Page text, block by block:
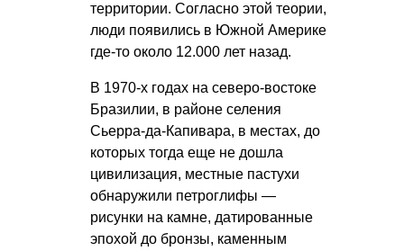
территории. Согласно этой теории,
люди появились в Южной Америке
где-то около 12.000 лет назад.
В 1970-х годах на северо-востоке
Бразилии, в районе селения
Сьерра-да-Капивара, в местах, до
которых тогда еще не дошла
цивилизация, местные пастухи
обнаружили петроглифы —
рисунки на камне, датированные
эпохой до бронзы, каменным